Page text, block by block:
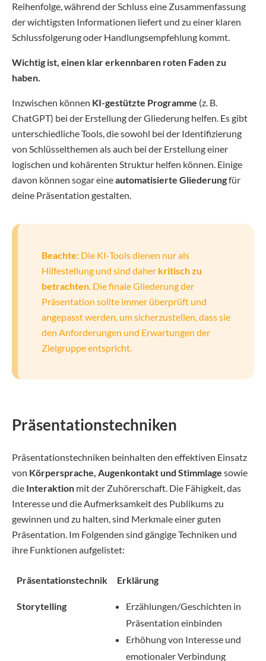
Reihenfolge, während der Schluss eine Zusammenfassung
der wichtigsten Informationen liefert und zu einer klaren
Schlussfolgerung oder Handlungsempfehlung kommt.
Wichtig ist, einen klar erkennbaren roten Faden zu
haben.
Inzwischen können KI-gestützte Programme (z. B.
ChatGPT) bei der Erstellung der Gliederung helfen. Es gibt
unterschiedliche Tools, die sowohl bei der Identifizierung
von Schlüsselthemen als auch bei der Erstellung einer
logischen und kohärenten Struktur helfen können. Einige
davon können sogar eineautomatisierte Gliederungfür
deine Präsentation gestalten.
Beachte: Die KI-Tools dienen nur als
Hilfestellung und sind daher kritisch zu
betrachten. Die finale Gliederung der
Präsentation sollte immer überprüft und
angepasst werden, um sicherzustellen, dass sie
den Anforderungen und Erwartungen der
Zielgruppe entspricht.
Präsentationstechniken
Präsentationstechniken beinhalten den effektiven Einsatz
von Körpersprache, Augenkontakt und Stimmlage sowie
die Interaktion mit der Zuhörerschaft. Die Fähigkeit, das
Interesse und die Aufmerksamkeit des Publikums zu
gewinnen und zu halten, sind Merkmale einer guten
Präsentation. Im Folgenden sind gängige Techniken und
ihre Funktionen aufgelistet:
Präsentationstechnik Erklärung
Storytelling
Erzählungen/Geschichten in
Präsentation einbinden
Erhöhung von Interesse und
emotionaler Verbindung